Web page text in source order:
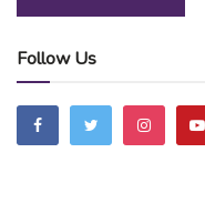
Follow Us